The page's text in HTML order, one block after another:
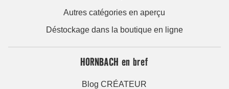
Autres catégories en aperçu
Déstockage dans la boutique en ligne
HORNBACH en bref
Blog CRÉATEUR